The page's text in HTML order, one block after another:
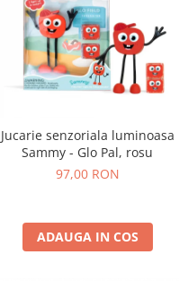
Jucarie senzoriala luminoasa
Sammy - Glo Pal, rosu
97,00 RON
ADAUGA IN COS